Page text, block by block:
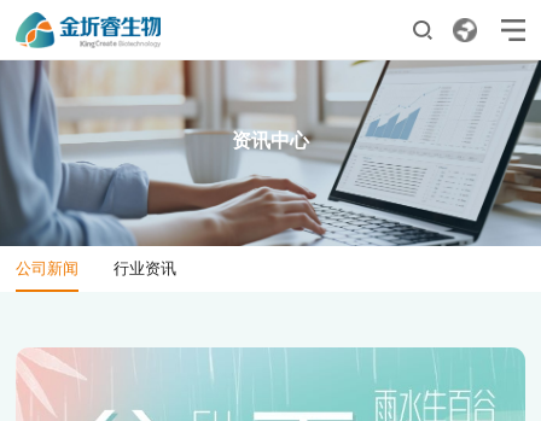
首页
02
产品服务
产品矩阵
科研合作
03 04
资讯中心
公司新闻 行业资讯